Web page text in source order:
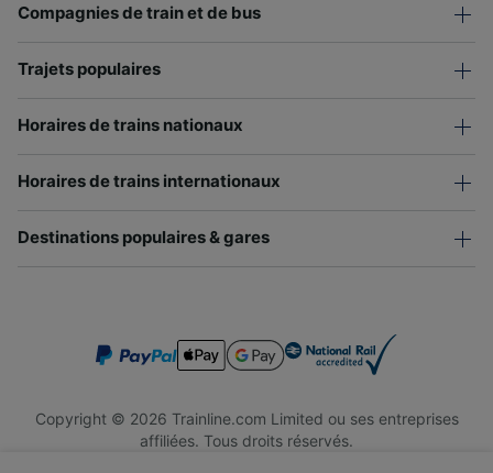
Compagnies de train et de bus
Trajets populaires
Horaires de trains nationaux
Horaires de trains internationaux
Destinations populaires & gares
Copyright © 2026 Trainline.com Limited ou ses entreprises
affiliées. Tous droits réservés.